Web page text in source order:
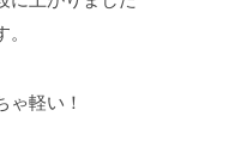
ゃ軽い！